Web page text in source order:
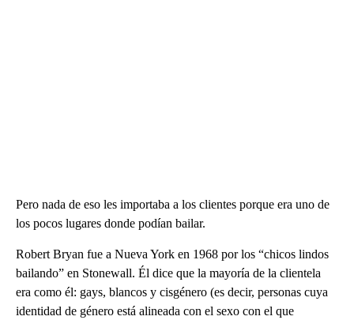
Pero nada de eso les importaba a los clientes porque era uno de
los pocos lugares donde podían bailar.
Robert Bryan fue a Nueva York en 1968 por los “chicos lindos
bailando” en Stonewall. Él dice que la mayoría de la clientela
era como él: gays, blancos y cisgénero (es decir, personas cuya
identidad de género está alineada con el sexo con el que